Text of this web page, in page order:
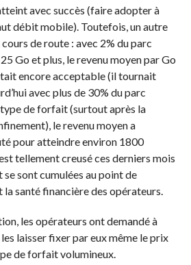
avec succès (faire adopter à
débit mobile). Toutefois, un autre
cours de route : avec 2% du parc
Go et plus, le revenu moyen par Go
encore acceptable (il tournait
avec plus de 30% du parc
de forfait (surtout après la
le revenu moyen a
pour atteindre environ 1800
tellement creusé ces derniers mois
se sont cumulées au point de
la santé financière des opérateurs.
les opérateurs ont demandé à
laisser fixer par eux même le prix
de forfait volumineux.